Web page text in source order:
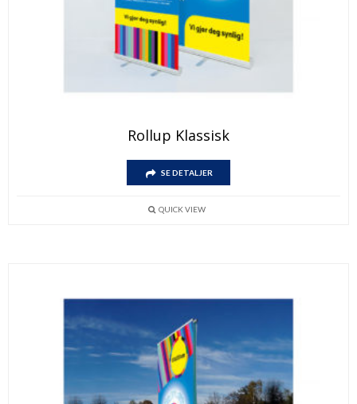
Rollup Klassisk
SE DETALJER
QUICK VIEW